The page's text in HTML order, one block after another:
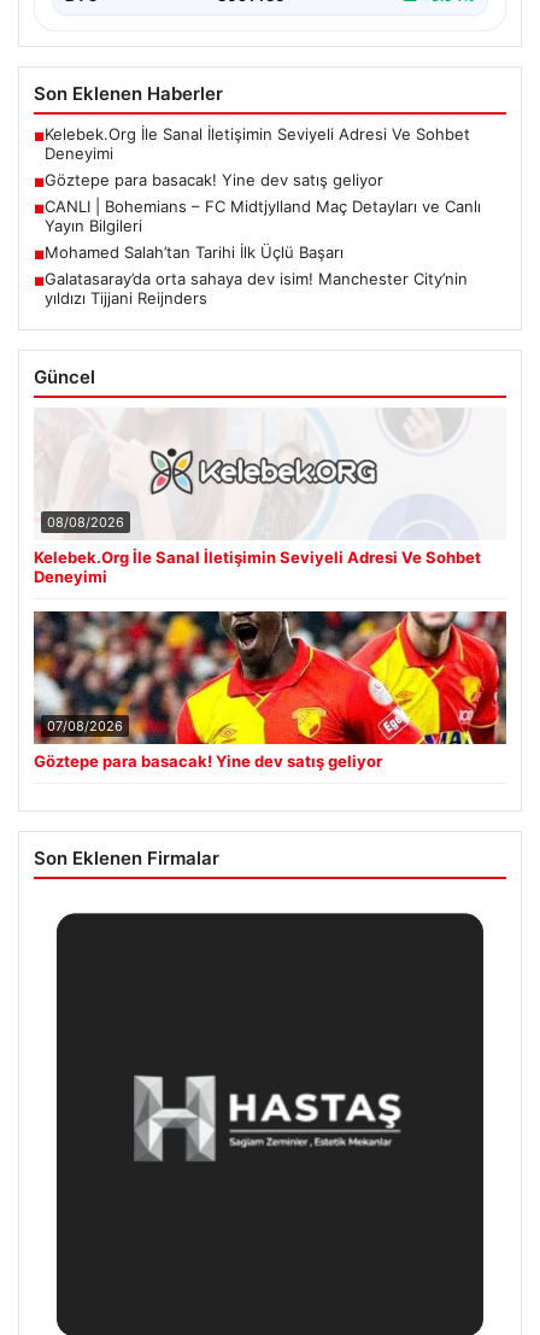
Son Eklenen Haberler
■Kelebek.Org İle Sanal İletişimin Seviyeli Adresi Ve Sohbet
Deneyimi
■Göztepe para basacak! Yine dev satış geliyor
■CANLI | Bohemians – FC Midtjylland Maç Detayları ve Canlı
Yayın Bilgileri
■Mohamed Salah’tan Tarihi İlk Üçlü Başarı
■Galatasaray’da orta sahaya dev isim! Manchester City’nin
yıldızı Tijjani Reijnders
Güncel
08/08/2026
Kelebek.Org İle Sanal İletişimin Seviyeli Adresi Ve Sohbet
Deneyimi
07/08/2026
Göztepe para basacak! Yine dev satış geliyor
Son Eklenen Firmalar